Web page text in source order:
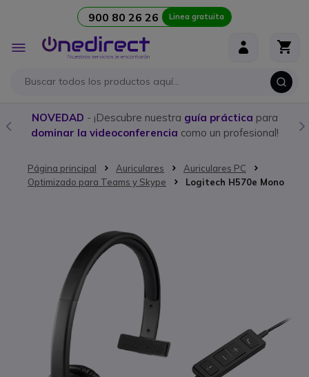
900 80 26 26 Linea gratuita
Toggle
Nav
NOVEDAD- ¡Descubre nuestra guía prácticapara
dominar la videoconferenciacomo un profesional!
Página principal Auriculares
Auriculares PC
Optimizado para Teams y Skype
Logitech H570e Mono